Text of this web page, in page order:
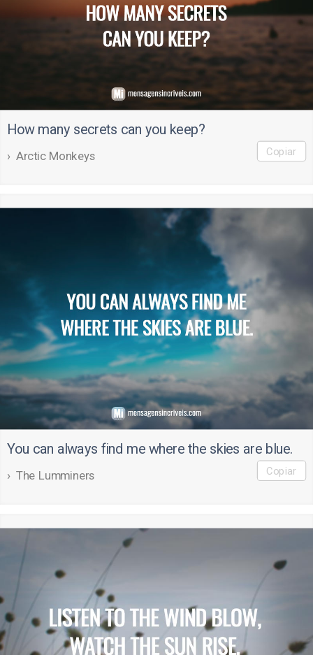
How many secrets can you keep?
Arctic Monkeys Copiar
You can always find me where the skies are blue.
The Lumminers Copiar